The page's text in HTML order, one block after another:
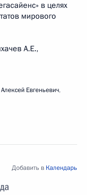
в целях
мирового
А.Е.,
Евгеньевич,
Добавить в Календарь